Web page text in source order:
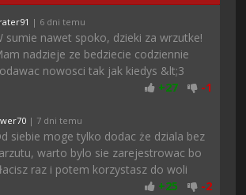
| 6 dni temu
sumie nawet spoko, dzieki za wrzutke!
nadzieje ze bedziecie codziennie
nowosci tak jak kiedys &lt;3
+27 -1
| 7 dni temu
siebie moge tylko dodac że dziala bez
warto bylo sie zarejestrowac bo
raz i potem korzystasz do woli
+25 -2